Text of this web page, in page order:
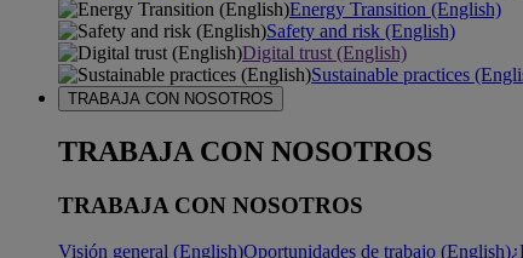
Energy Transition (English)
Safety and risk (English)
Digital trust (English)
Sustainable practices
TRABAJA CON NOSOTROS
TRABAJA CON NOSOTROS
TRABAJA CON NOSOTROS
Visión general (English)Oportunidades de trabajo (English)